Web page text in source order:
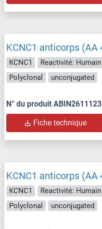
KCNC1 anticorps (AA
KCNC1 Reactivité: Humain
Polyclonal
unconjugated
N° du produit ABIN2611123
Fiche technique
KCNC1 anticorps (AA
KCNC1 Reactivité: Humain
Polyclonal
unconjugated